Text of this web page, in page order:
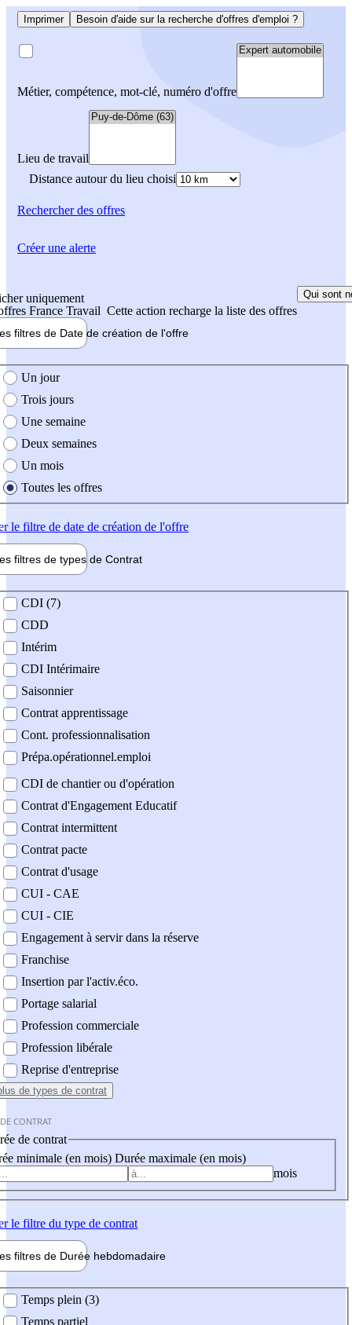
Imprimer Besoin d'aide sur la recherche d'offres d'emploi ?
Métier, compétence, mot-clé, numéro d'offre
Lieu de travail
Distance autour du lieu choisi
Rechercherdes offres
uniquement
France Travail Cette action recharge la liste des offres
Qui sont
filtres de Date de création de l'offre
création de l'offre
Un jour
Trois jours
Une semaine
Deux semaines
Un mois
Toutes les offres
le filtre de date de création de l'offre
filtres de types de Contrat
contrat
CDI (7)
CDD
Intérim
CDI Intérimaire
Saisonnier
Contrat apprentissage
Cont. professionnalisation
Prépa.opérationnel.emploi
CDI de chantier ou d'opération
Contrat d'Engagement Educatif
Contrat intermittent
Contrat pacte
Contrat d'usage
CUI - CAE
CUI - CIE
Engagement à servir dans la réserve
Franchise
Insertion par l'activ.éco.
Portage salarial
Profession commerciale
Profession libérale
Reprise d'entreprise
de types de contrat
CONTRAT
de contrat
minimale (en mois) Durée maximale (en mois)
mois
le filtre du type de contrat
filtres de Durée hebdomadaire
Temps plein (3)
Temps partiel
Créer une alerte